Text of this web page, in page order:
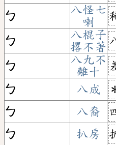
ㄅ
八怪七
喇
ㄅ
八棍子
撂不著
ㄅ
八九不
離十
ㄅ
八成
ㄅ
八裔
ㄅ
扒房